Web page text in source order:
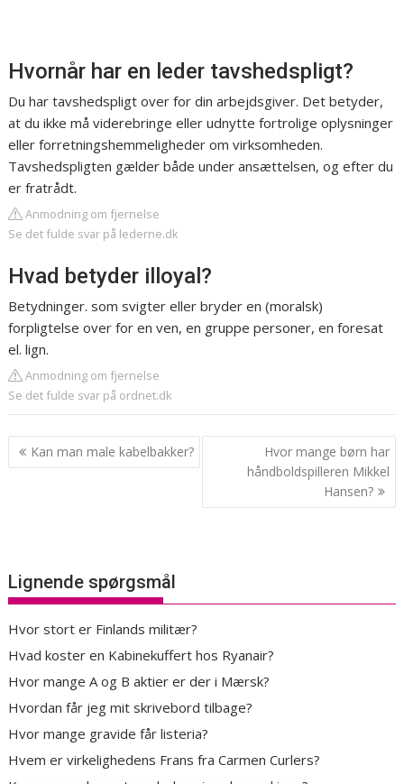
Hvornår har en leder tavshedspligt?
Du har tavshedspligt over for din arbejdsgiver. Det betyder,
at du ikke må viderebringe eller udnytte fortrolige oplysninger
eller forretningshemmeligheder om virksomheden.
Tavshedspligten gælder både under ansættelsen, og efter du
er fratrådt.
Anmodning om fjernelse
Se det fulde svar på lederne.dk
Hvad betyder illoyal?
Betydninger. som svigter eller bryder en (moralsk)
forpligtelse over for en ven, en gruppe personer, en foresat
el. lign.
Anmodning om fjernelse
Se det fulde svar på ordnet.dk
Indlægsnavigation
Kan man male kabelbakker?
Hvor mange børn har
håndboldspilleren Mikkel
Hansen?
Lignende spørgsmål
Hvor stort er Finlands militær?
Hvad koster en Kabinekuffert hos Ryanair?
Hvor mange A og B aktier er der i Mærsk?
Hvordan får jeg mit skrivebord tilbage?
Hvor mange gravide får listeria?
Hvem er virkelighedens Frans fra Carmen Curlers?